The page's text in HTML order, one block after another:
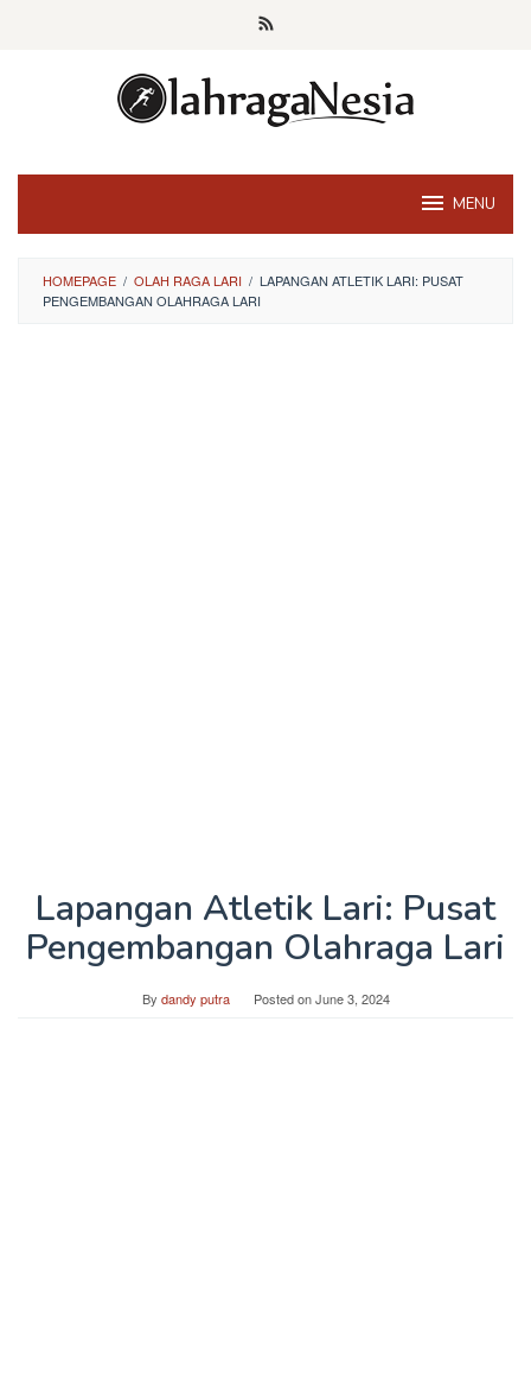
MENU
HOMEPAGE / OLAH RAGA LARI / LAPANGAN ATLETIK LARI: PUSAT
PENGEMBANGAN OLAHRAGA LARI
Lapangan Atletik Lari: Pusat
Pengembangan Olahraga Lari
By dandy putra Posted onJune 3, 2024